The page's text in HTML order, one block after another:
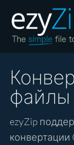
Pаспаковывайте
Конвертировать
файлы
ezyZip
конвертации